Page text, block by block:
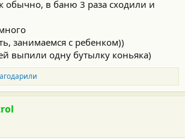
обычно, в баню 3 раза сходили и
занимаемся с ребенком))
выпили одну бутылку коньяка)